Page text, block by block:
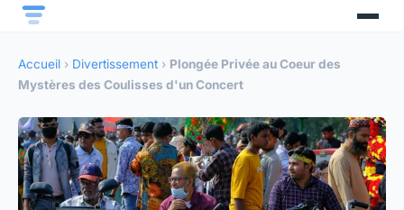
Accueil › Divertissement › Plongée Privée au Coeur des
Mystères des Coulisses d'un Concert